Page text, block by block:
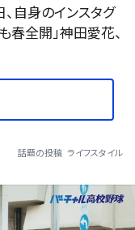
自身のインスタグ
春全開」神田愛花、
話題の投稿 ライフスタイル